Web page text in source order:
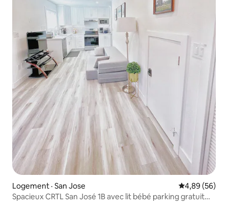
Logement · San Jose Note
4,89 (56)
Spacieux CRTL San José 1B avec lit bébé parking gratuit